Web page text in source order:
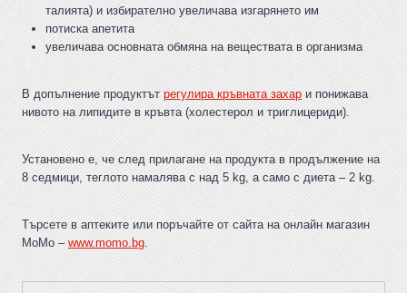
талията) и избирателно увеличава изгарянето им
потиска апетита
увеличава основната обмяна на веществата в организма
В допълнение продуктът регулира кръвната захар и понижава
нивото на липидите в кръвта (холестерол и триглицериди).
Установено е, че след прилагане на продукта в продължение на
8 седмици, теглото намалява с над 5 kg, а само с диета – 2 kg.
Търсете в аптеките или поръчайте от сайта на онлайн магазин
МоМо – www.momo.bg.